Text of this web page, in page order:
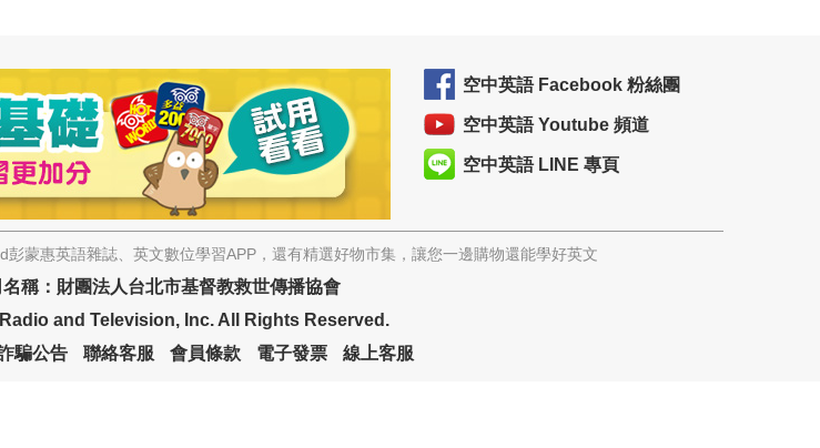
空中英語 Facebook 粉絲團
空中英語 Youtube 頻道
空中英語 LINE 專頁
蒙惠英語雜誌、英文數位學習APP，還有精選好物市集，讓您一邊購物還能學好英文
：財團法人台北市基督教救世傳播協會
and Television, Inc. All Rights Reserved.
騙公告 聯絡客服 會員條款 電子發票 線上客服